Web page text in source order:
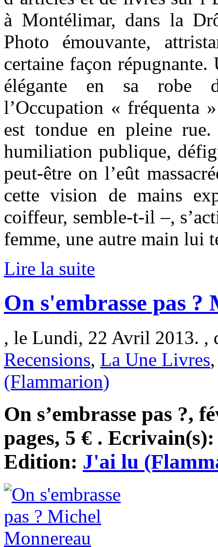
à Montélimar, dans la
Photo émouvante,
certaine façon
élégante en sa robe
l’Occupation « fréquenta
est tondue en pleine
humiliation publique,
peut-être on l’eût
cette vision de mains
coiffeur, semble-t-il –,
femme, une autre main lui
Lire la suite
On s'embrasse pas
, le Lundi, 22 Avril 2013. ,
Recensions, La Une Livres
(Flammarion)
On s’embrasse pas ?,
pages, 5 € .
Edition: J'ai lu